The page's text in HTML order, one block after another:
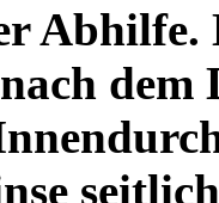
Abhilfe.
dem